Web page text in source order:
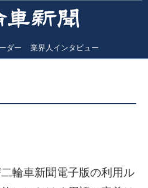
ダー 業界人インタビュー
輪車新聞電子版の利用ル